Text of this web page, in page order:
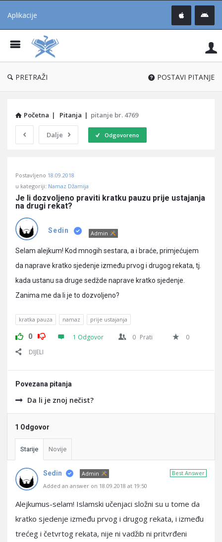
Aplikacije
®
PRETRAŽI POSTAVI PITANJE
Početna | Pitanja | pitanje br. 4769
Dalje Odgovoreno
Učene
Latest
Pitanja
Postavljeno 18.09.2018
u kategoriji: Namaz Džamija
Je li dozvoljeno praviti kratku pauzu prije ustajanja
na drugi rekat?
Sedin Admin
Selam alejkum! Kod mnogih sestara, a i braće, primjećujem
da naprave kratko sjedenje između prvog i drugog rekata, tj.
kada ustanu sa druge sedžde naprave kratko sjedenje.
Zanima me da li je to dozvoljeno?
kratka pauza namaz prije ustajanja
0 1 Odgovor 0 Prati
0
DIJELI
Povezana pitanja
Da li je znoj nečist?
1 Odgovor
Starije Novije
Best Answer
Sedin
Admin
Added an answer on 18.09.2018 at 19:50
Alejkumus-selam! Islamski učenjaci složni su u tome da
kratko sjedenje između prvog i drugog rekata, i između
trećeg i četvrtog rekata, nije ni vadžib ni pritvrđeni